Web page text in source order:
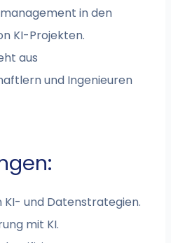
in den
KI-Projekten.
aus
und Ingenieuren
KI- und Datenstrategien.
mit KI.